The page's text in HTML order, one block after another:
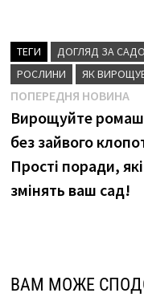
ТЕГИ ДОГЛЯД ЗА
РОСЛИНИ
ЯК
Навігація
записів
ПОПЕРЕДНЯ НОВИНА
Вирощуйте
без зайвого
Прості поради, які
змінять ваш сад!
ВАМ МОЖЕ